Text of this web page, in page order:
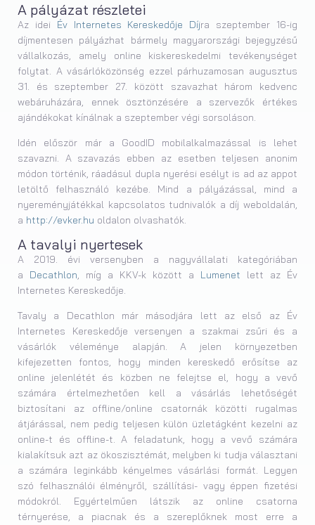
A pályázat részletei
Az idei Év Internetes Kereskedője Díjra szeptember 16-ig
díjmentesen pályázhat bármely magyarországi bejegyzésű
vállalkozás, amely online kiskereskedelmi tevékenységet
folytat. A vásárlóközönség ezzel párhuzamosan augusztus
31. és szeptember 27. között szavazhat három kedvenc
webáruházára, ennek ösztönzésére a szervezők értékes
ajándékokat kínálnak a szeptember végi sorsoláson.
Idén először már a GoodID mobilalkalmazással is lehet
szavazni. A szavazás ebben az esetben teljesen anonim
módon történik, ráadásul dupla nyerési esélyt is ad az appot
letöltő felhasználó kezébe. Mind a pályázással, mind a
nyereményjátékkal kapcsolatos tudnivalók a díj weboldalán,
a http://evker.hu oldalon olvashatók.
A tavalyi nyertesek
A 2019. évi versenyben a nagyvállalati kategóriában
a Decathlon, míg a KKV-k között a Lumenet lett az Év
Internetes Kereskedője.
Tavaly a Decathlon már másodjára lett az első az Év
Internetes Kereskedője versenyen a szakmai zsűri és a
vásárlók véleménye alapján. A jelen környezetben
kifejezetten fontos, hogy minden kereskedő erősítse az
online jelenlétét és közben ne felejtse el, hogy a vevő
számára értelmezhetően kell a vásárlás lehetőségét
biztosítani az offline/online csatornák közötti rugalmas
átjárással, nem pedig teljesen külön üzletágként kezelni az
online-t és offline-t. A feladatunk, hogy a vevő számára
kialakítsuk azt az ökoszisztémát, melyben ki tudja választani
a számára leginkább kényelmes vásárlási formát. Legyen
szó felhasználói élményről, szállítási- vagy éppen fizetési
módokról. Egyértelműen látszik az online csatorna
térnyerése, a piacnak és a szereplőknek most erre a